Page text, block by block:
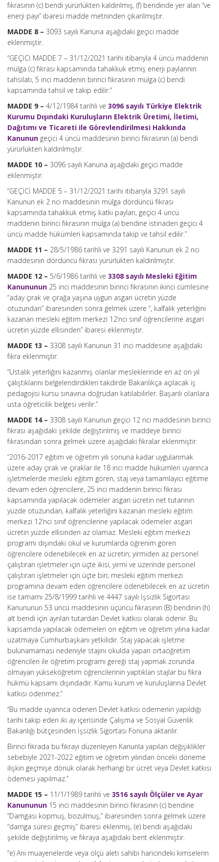
fıkrasının (c) bendi yürürlükten kaldırılmış, (f) bendinde yer alan “ve
enerji payı” ibaresi madde metninden çıkarılmıştır.
MADDE 8 – 3093 sayılı Kanuna aşağıdaki geçici madde
eklenmiştir.
“GEÇİCİ MADDE 7 – 31/12/2021 tarihi itibarıyla 4 üncü maddenin
mülga (c) fıkrası kapsamında tahakkuk etmiş enerji paylarının
tahsilatı, 5 inci maddenin birinci fıkrasının mülga (c) bendi
kapsamında tahsil ve takip edilir.”
MADDE 9 – 4/12/1984 tarihli ve 3096 sayılı Türkiye Elektrik
Kurumu Dışındaki Kuruluşların Elektrik Üretimi, İletimi,
Dağıtımı ve Ticareti ile Görevlendirilmesi Hakkında
Kanunun geçici 4 üncü maddesinin birinci fıkrasının (a) bendi
yürürlükten kaldırılmıştır.
MADDE 10 – 3096 sayılı Kanuna aşağıdaki geçici madde
eklenmiştir.
“GEÇİCİ MADDE 5 – 31/12/2021 tarihi itibarıyla 3291 sayılı
Kanunun ek 2 nci maddesinin mülga dördüncü fıkrası
kapsamında tahakkuk etmiş katkı payları, geçici 4 üncü
maddenin birinci fıkrasının mülga (a) bendine istinaden geçici 4
üncü madde hükümleri kapsamında takip ve tahsil edilir.”
MADDE 11 – 28/5/1986 tarihli ve 3291 sayılı Kanunun ek 2 nci
maddesinin dördüncü fıkrası yürürlükten kaldırılmıştır.
MADDE 12 – 5/6/1986 tarihli ve 3308 sayılı Mesleki Eğitim
Kanununun 25 inci maddesinin birinci fıkrasının ikinci cümlesine
“aday çırak ve çırağa yaşına uygun asgari ücretin yüzde
otuzundan” ibaresinden sonra gelmek üzere “, kalfalık yeterliğini
kazanan mesleki eğitim merkezi 12’nci sınıf öğrencilerine asgari
ücretin yüzde ellisinden” ibaresi eklenmiştir.
MADDE 13 – 3308 sayılı Kanunun 31 inci maddesine aşağıdaki
fıkra eklenmiştir.
“Ustalık yeterliğini kazanmış olanlar mesleklerinde en az on yıl
çalıştıklarını belgelendirdikleri takdirde Bakanlıkça açılacak iş
pedagojisi kursu sınavına doğrudan katılabilirler. Başarılı olanlara
usta öğreticilik belgesi verilir.”
MADDE 14 – 3308 sayılı Kanunun geçici 12 nci maddesinin birinci
fıkrası aşağıdaki şekilde değiştirilmiş ve maddeye birinci
fıkrasından sonra gelmek üzere aşağıdaki fıkralar eklenmiştir.
“2016-2017 eğitim ve öğretim yılı sonuna kadar uygulanmak
üzere aday çırak ve çıraklar ile 18 inci madde hükümleri uyarınca
işletmelerde mesleki eğitim gören, staj veya tamamlayıcı eğitime
devam eden öğrencilere, 25 inci maddenin birinci fıkrası
kapsamında yapılacak ödemeler asgari ücretin net tutarının
yüzde otuzundan, kalfalık yeterliğini kazanan mesleki eğitim
merkezi 12’nci sınıf öğrencilerine yapılacak ödemeler asgari
ücretin yüzde ellisinden az olamaz. Mesleki eğitim merkezi
programı dışındaki okul ve kurumlarda öğrenim gören
öğrencilere ödenebilecek en az ücretin; yirmiden az personel
çalıştıran işletmeler için üçte ikisi, yirmi ve üzerinde personel
çalıştıran işletmeler için üçte biri; mesleki eğitim merkezi
programına devam eden öğrencilere ödenebilecek en az ücretin
ise tamamı 25/8/1999 tarihli ve 4447 sayılı İşsizlik Sigortası
Kanununun 53 üncü maddesinin üçüncü fıkrasının (B) bendinin (h)
alt bendi için ayrılan tutardan Devlet katkısı olarak ödenir. Bu
kapsamda yapılacak ödemeleri on eğitim ve öğretim yılına kadar
uzatmaya Cumhurbaşkanı yetkilidir. Staj yapacak işletme
bulunamaması nedeniyle stajını okulda yapan ortaöğretim
öğrencileri ile öğretim programı gereği staj yapmak zorunda
olmayan yükseköğretim öğrencilerinin yaptıkları stajlar bu fıkra
hükmü kapsamı dışındadır. Kamu kurum ve kuruluşlarına Devlet
katkısı ödenmez.”
“Bu madde uyarınca ödenen Devlet katkısı ödemenin yapıldığı
tarihi takip eden iki ay içerisinde Çalışma ve Sosyal Güvenlik
Bakanlığı bütçesinden İşsizlik Sigortası Fonuna aktarılır.
Birinci fıkrada bu fıkrayı düzenleyen Kanunla yapılan değişiklikler
sebebiyle 2021-2022 eğitim ve öğretim yılından önceki döneme
ilişkin geçmişe dönük olarak herhangi bir ücret veya Devlet katkısı
ödemesi yapılmaz.”
MADDE 15 – 11/1/1989 tarihli ve 3516 sayılı Ölçüler ve Ayar
Kanununun 15 inci maddesinin birinci fıkrasının (c) bendine
“Damgası kopmuş, bozulmuş,” ibaresinden sonra gelmek üzere
“damga süresi geçmiş” ibaresi eklenmiş, (e) bendi aşağıdaki
şekilde değiştirilmiş ve fıkraya aşağıdaki bent eklenmiştir.
“e) Ani muayenelerde veya ölçü aleti sahibi haricindeki kimselerin